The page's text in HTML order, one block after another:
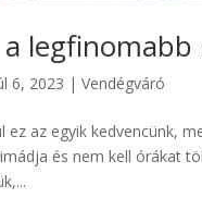
legfinomabb
6, 2023 |Vendégváró
ez az egyik kedvencünk,
és nem kell órákat